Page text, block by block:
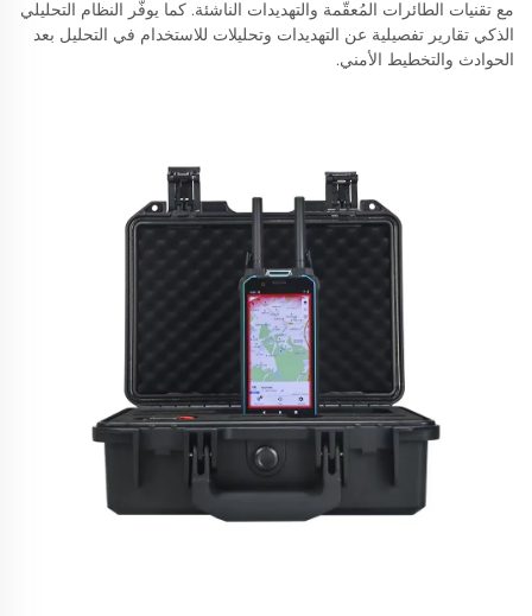
مع تقنيات الطائرات المُعقّمة والتهديدات الناشئة. كما يوفّر النظام التحليلي
الذكي تقارير تفصيلية عن التهديدات وتحليلات للاستخدام في التحليل بعد
الحوادث والتخطيط الأمني.